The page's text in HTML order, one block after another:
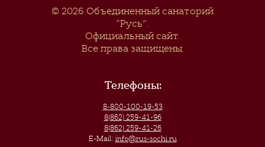
© 2026 Объединенный санаторий
“Русь”.
Официальный сайт.
Все права защищены.
Телефоны:
8-800-100-19-53
8(862) 259-41-96
8(862) 259-41-26
E-Mail: info@rus-sochi.ru